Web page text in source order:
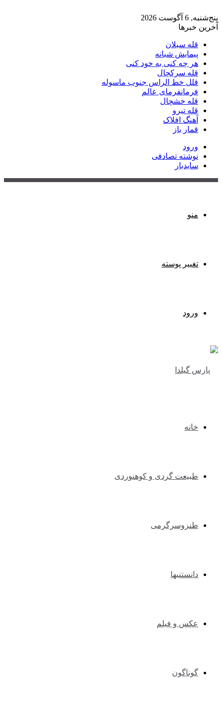
پنج‌شنبه, 6 آگوست 2026
آخرین خبرها
قله سبلان
پیمایش شبانه
هر چه کنی به خود کنی
قله سرکچال
قلل خط الراس جنوب ماسوله
فرمانفرمای عالم
قله خشچال
قله تیرو
آهنگ افلاک
قمار باز
ورود
نوشته تصادفی
سایدبار
منو
تغییر پوسته
ورود
خانه
طبیعت گردی و کوهنوردی
طنزوسرگرمی
دانستنیها
عکس و فیلم
گوناگون